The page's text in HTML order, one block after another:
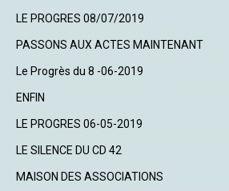
LE PROGRES 08/07/2019
PASSONS AUX ACTES MAINTENANT
Le Progrès du 8 -06-2019
ENFIN
LE PROGRES 06-05-2019
LE SILENCE DU CD 42
MAISON DES ASSOCIATIONS